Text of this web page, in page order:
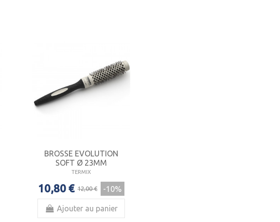
BROSSE EVOLUTION
SOFT Ø 23MM
TERMIX
10,80 € 12,00 € -10%
Ajouter au panier